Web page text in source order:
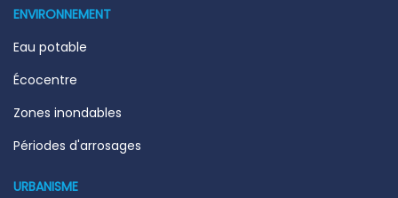
ENVIRONNEMENT
Eau potable
Écocentre
Zones inondables
Périodes d'arrosages
URBANISME